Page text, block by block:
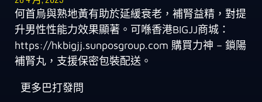
何首烏與熟地黃有助於延緩衰老，補腎益精，對提
升男性性能力效果顯著。可喺香港BIGJJ商城：
https://hkbigjj.sunposgroup.com 購買力神 – 鎖陽
補腎丸，支援保密包裝配送。
更多巴打發問